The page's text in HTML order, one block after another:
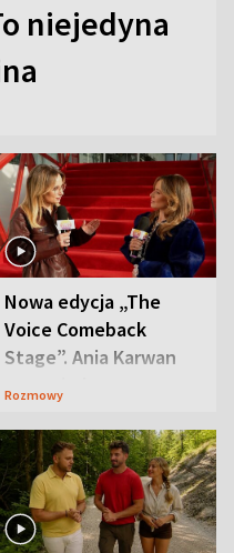
niejedyna
Nowa edycja „The
Voice Comeback
Stage”. Ania Karwan
zapowiada
Rozmowy